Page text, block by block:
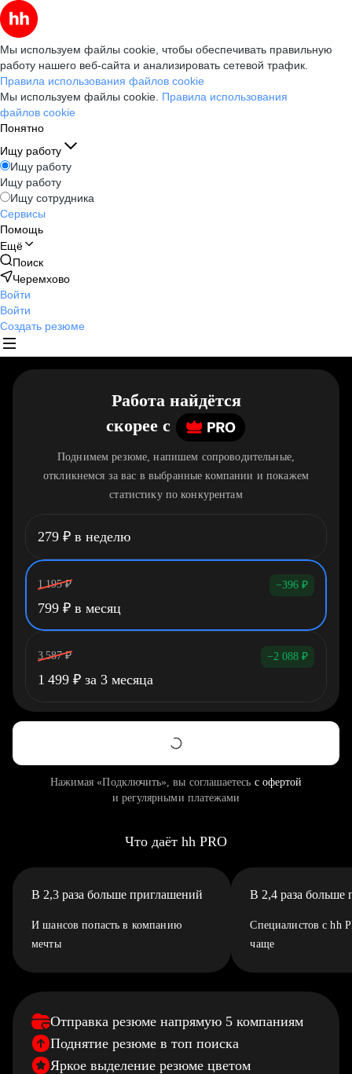
Мы используем файлы cookie, чтобы обеспечивать правильную
работу нашего веб-сайта и анализировать сетевой трафик.
Правила использования файлов cookie
Мы используем файлы cookie. Правила использования
файлов cookie
Понятно
Ищу работу
Ищу работу
Ищу работу
Ищу сотрудника
Сервисы
Помощь
Ещё
Поиск
Черемхово
Войти
Войти
Создать резюме
Работа найдётся
скорее c
Поднимем резюме, напишем сопроводительные,
откликнемся за вас в выбранные компании и покажем
статистику по конкурентам
279 ₽ в неделю
1 195 ₽ −396 ₽
799 ₽ в месяц
3 587 ₽ −2 088 ₽
1 499 ₽ за 3 месяца
Нажимая «Подключить», вы соглашаетесь с офертой
и регулярными платежами
Что даёт hh PRO
В 2,3 раза больше приглашений
И шансов попасть в компанию
мечты
В 2,4 раза больше
Специалистов с hh
чаще
Отправка резюме напрямую 5 компаниям
Поднятие резюме в топ поиска
Яркое выделение резюме цветом